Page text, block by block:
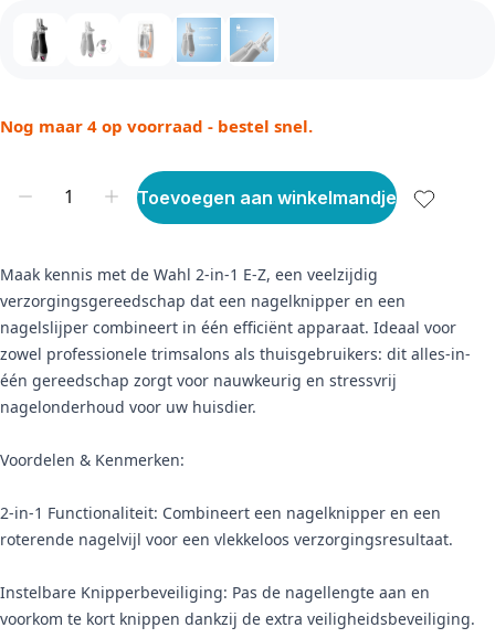
Nog maar 4 op voorraad - bestel snel.
Toevoegen aan winkelmandje
Maak kennis met de Wahl 2-in-1 E-Z, een veelzijdig
verzorgingsgereedschap dat een nagelknipper en een
nagelslijper combineert in één efficiënt apparaat. Ideaal voor
zowel professionele trimsalons als thuisgebruikers: dit alles-in-
één gereedschap zorgt voor nauwkeurig en stressvrij
nagelonderhoud voor uw huisdier.
Voordelen & Kenmerken:
2-in-1 Functionaliteit: Combineert een nagelknipper en een
roterende nagelvijl voor een vlekkeloos verzorgingsresultaat.
Instelbare Knipperbeveiliging: Pas de nagellengte aan en
voorkom te kort knippen dankzij de extra veiligheidsbeveiliging.